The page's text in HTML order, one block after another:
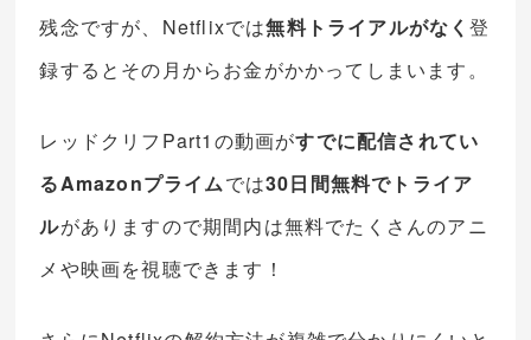
残念ですが、Netflixでは無料トライアルがなく登
録するとその月からお金がかかってしまいます。
レッドクリフPart1の動画がすでに配信されてい
るAmazonプライムでは30日間無料でトライア
ルがありますので期間内は無料でたくさんのアニ
メや映画を視聴できます！